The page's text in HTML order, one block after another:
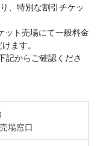
、特別な割引チケッ
ット売場にて一般料金
ます。
記からご確認くださ
場窓口